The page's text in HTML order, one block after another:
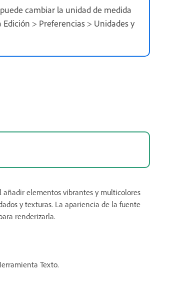
cambiar la unidad de medida
> Preferencias > Unidades y
añadir elementos vibrantes y multicolores
y texturas. La apariencia de la fuente
renderizarla.
Texto.